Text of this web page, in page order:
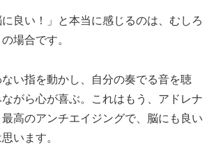
良い！」と本当に感じるのは、むしろ
場合です。
い指を動かし、自分の奏でる音を聴
がら心が喜ぶ。これはもう、アドレナ
高のアンチエイジングで、脳にも良い
います。